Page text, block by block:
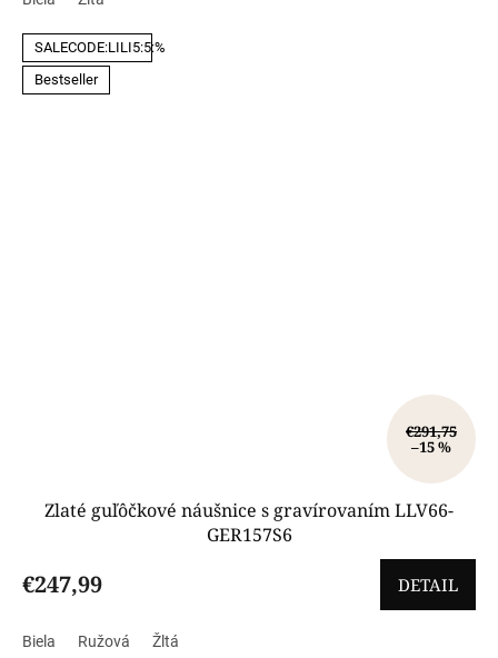
SALECODE:LILI5:5:%
Bestseller
€291,75
–15 %
Zlaté guľôčkové náušnice s gravírovaním LLV66-
GER157S6
€247,99 DETAIL
Biela Ružová Žltá